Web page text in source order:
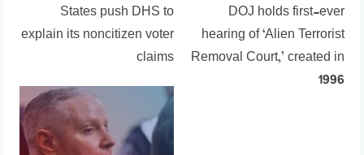
DOJ holds first-ever
hearing of ‘Alien Terrorist
Removal Court,’ created in
1996
States push DHS to
explain its noncitizen voter
claims